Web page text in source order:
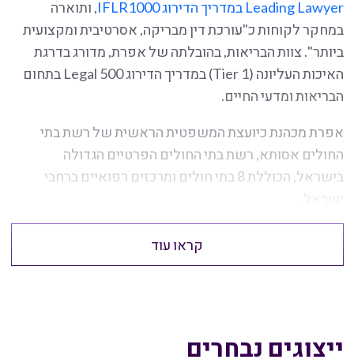
Leading Lawyer במדריך הדירוג IFLR1000
, ותוארה
במחקר לקוחות כ"עורכת דין מבריקה, אסרטיבית ומקצועית
ביותר". צוות הבריאות, בהובלתה של אפרת, מדורג בדרגת
האיכות העליונה (Tier 1) במדריך הדירוג Legal 500 בתחום
הבריאות ומדעי החיים.
אפרת מכהנת כיועצת המשפטית הראשית של רשת בתי
החולים אסותא, רשת בתי החולים הפרטיים הגדולה
בישראל, הכוללת 8 בתי חולים ומרכזים רפואיים ברחבי
קראו עוד
ייצוגים נבחרים